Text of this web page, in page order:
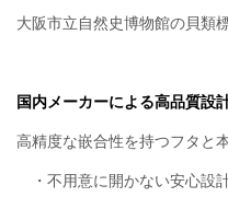
大阪市立自然史博物館の貝類
国内メーカーによる高品質設
高精度な嵌合性を持つフタと
・不用意に開かない安心設